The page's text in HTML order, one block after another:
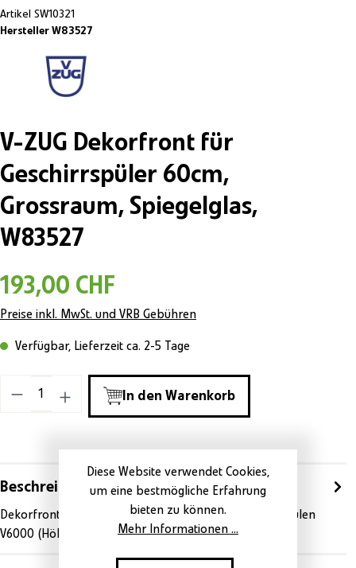
Artikel SW10321
Hersteller W83527
V-ZUG Dekorfront für
Geschirrspüler 60cm,
Grossraum, Spiegelglas,
W83527
193,00 CHF
Preise inkl. MwSt. und VRB Gebühren
Verfügbar, Lieferzeit ca. 2-5 Tage
Produkt Anzahl: Gib den gewünschten Wert
In den Warenkorb
Beschreibung
Dekorfront 60cm, Grossraum, Spiegelglas Für AdoraSpülen
V6000 (Höhe 697mm)
Diese Website verwendet Cookies,
um eine bestmögliche Erfahrung
bieten zu können.
Mehr Informationen ...